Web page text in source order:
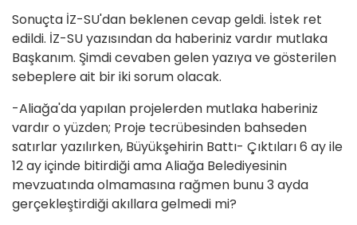
Sonuçta İZ-SU'dan beklenen cevap geldi. İstek ret
edildi. İZ-SU yazısından da haberiniz vardır mutlaka
Başkanım. Şimdi cevaben gelen yazıya ve gösterilen
sebeplere ait bir iki sorum olacak.
-Aliağa'da yapılan projelerden mutlaka haberiniz
vardır o yüzden; Proje tecrübesinden bahseden
satırlar yazılırken, Büyükşehirin Battı- Çıktıları 6 ay ile
12 ay içinde bitirdiği ama Aliağa Belediyesinin
mevzuatında olmamasına rağmen bunu 3 ayda
gerçekleştirdiği akıllara gelmedi mi?